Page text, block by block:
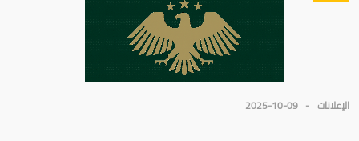
الإعلانات 2025-10-09